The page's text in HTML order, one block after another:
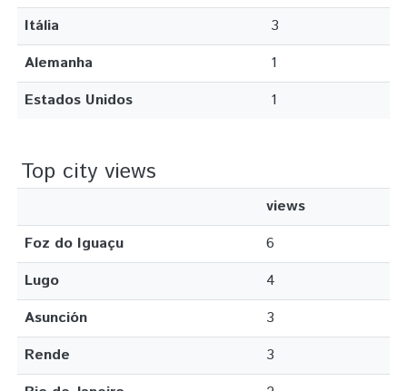
Itália
3
Alemanha
1
Estados Unidos
1
Top city views
views
Foz do Iguaçu
6
Lugo
4
Asunción
3
Rende
3